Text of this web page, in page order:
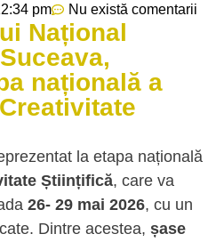
pm Nu există comentarii
Național
națională a
la etapa națională
Științifică, care va
26- 29 mai 2026, cu un
Dintre acestea, șase